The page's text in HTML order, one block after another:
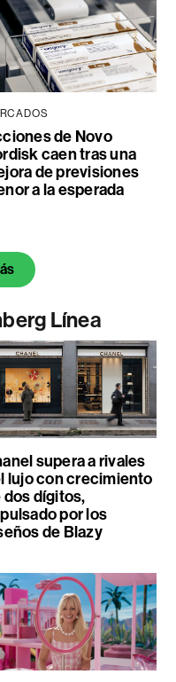
de Novo
caen tras una
de previsiones
a la esperada
Línea
supera a rivales
lujo con crecimiento
dos dígitos,
por los
de Blazy